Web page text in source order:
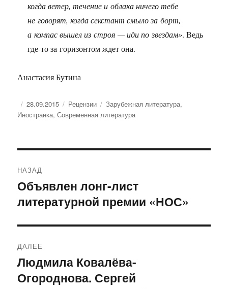
когда ветер, течение и облака ничего тебе
не говорят, когда секстант смыло за борт,
а компас вышел из строя — иди по звездам». Ведь
где-то за горизонтом ждет она.
Анастасия Бутина
Опубликовано
28.09.2015 Рубрики
Рецензии Метки
Зарубежная литература,
Иностранка,Современная литература
по
записям
НАЗАД
Предыдущая
запись:
Объявлен лонг-лист
литературной премии «НОС»
ДАЛЕЕ
Следующая
запись:
Людмила Ковалёва-
Огороднова. Сергей